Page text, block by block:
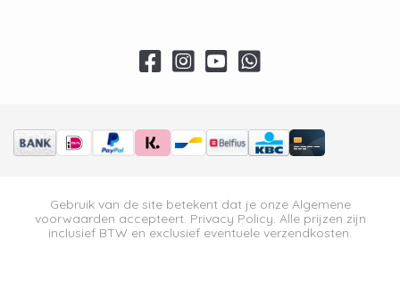
Gebruik van de site betekent dat je onze Algemene
voorwaarden accepteert. Privacy Policy. Alle prijzen zijn
inclusief BTW en exclusief eventuele verzendkosten.